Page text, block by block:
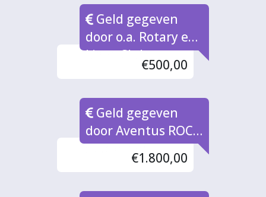
medewerker(s) max
Geld gegeven
door o.a. Rotary en
Lions Club
€500,00
Geld gegeven
door Aventus ROC
Studenten
€1.800,00